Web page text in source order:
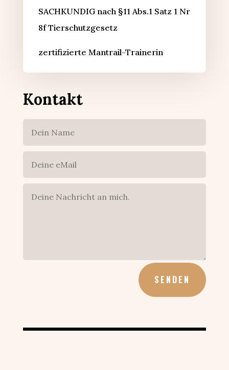
SACHKUNDIG nach §11 Abs.1 Satz 1 Nr
8f Tierschutzgesetz
zertifizierte Mantrail-Trainerin
Kontakt
SENDEN